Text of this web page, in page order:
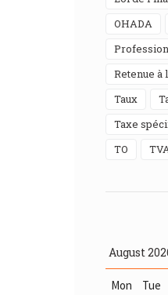
OHADA
Retenue
Taux
Taxe
TO
August
Mon Tue